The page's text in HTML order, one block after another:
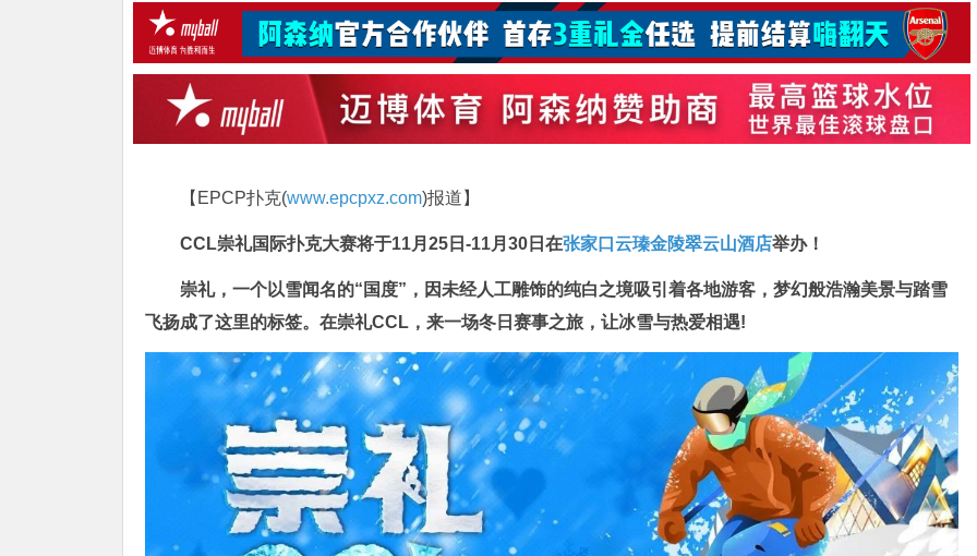
【EPCP扑克(www.epcpxz.com)报道】
CCL崇礼国际扑克大赛将于11月25日-11月30日 在张家口云瑧金陵翠云山酒店举办！
崇礼，一个以雪闻名的“国度”，因未经人工雕饰的纯白之境吸引着各地游客，梦幻般浩瀚美景与踏雪
飞扬成了这里的标签。在崇礼CCL，来一场冬日赛事之旅，让冰雪与热爱相遇!